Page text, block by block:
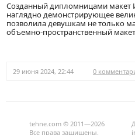
Созданный дипломницами макет
наглядно демонстрирующее
позволила девушкам не только
объемно-пространственный
29 июня 2024, 22:44 0
tehne.com © 2011—2026
Все права защищены.